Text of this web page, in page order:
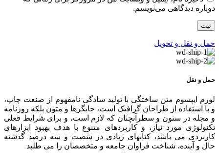
دوباره دیدگاهی می‌نویسم.
حمل و نقل و تحویل
حمل و نقل
لورم ایپسوم متن ساختگی با تولید سادگی نامفهوم از صنعت چاپ،
و با استفاده از طراحان گرافیک است، چاپگرها و متون بلکه روزنامه
و مجله در ستون و سطرآنچنان که لازم است، و برای شرایط فعلی
تکنولوژی مورد نیاز، و کاربردهای متنوع با هدف بهبود ابزارهای
کاربردی می باشد، کتابهای زیادی در شصت و سه درصد گذشته
حال و آینده، شناخت فراوان جامعه و متخصصان را می طلبد